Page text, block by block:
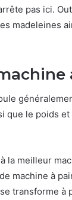
pas ici.
madeleines
que le poids
la meilleur
machine à
transforme à